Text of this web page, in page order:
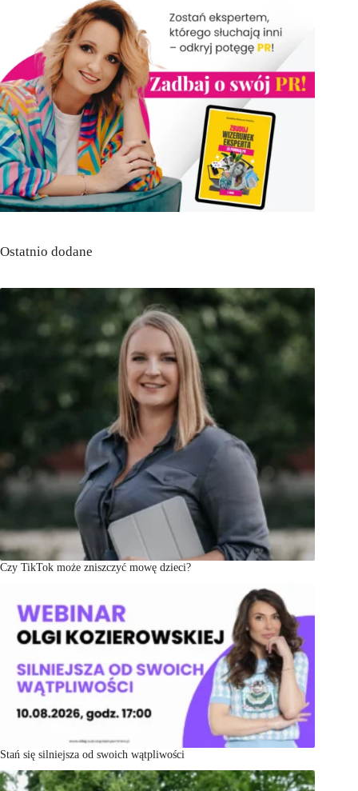
Ostatnio dodane
Czy TikTok może zniszczyć mowę dzieci?
Stań się silniejsza od swoich wątpliwości